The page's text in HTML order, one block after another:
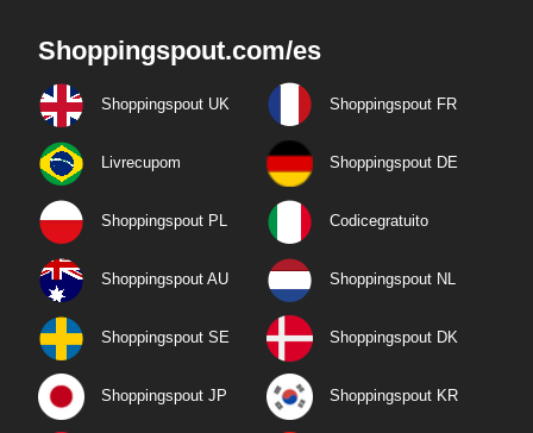
Shoppingspout.com/es
Shoppingspout UK Shoppingspout FR
Livrecupom Shoppingspout DE
Shoppingspout PL Codicegratuito
Shoppingspout AU Shoppingspout NL
Shoppingspout SE Shoppingspout DK
Shoppingspout JP Shoppingspout KR